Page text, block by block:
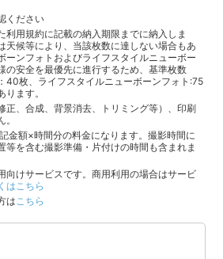
ください
利用規約に記載の納入期限までに納入しま
天候等により、当該枚数に達しない場合もあ
ーンフォトおよびライフスタイルニューボー
の安全を最優先に進行するため、基準枚数
40枚、ライフスタイルニューボーンフォト:75
ます。
正、合成、背景消去、トリミング等）、印刷
金額×時間分の料金になります。撮影時間に
等を含む撮影準備・片付けの時間も含まれま
向けサービスです。商用利用の場合はサービ
はこちら
は こちら